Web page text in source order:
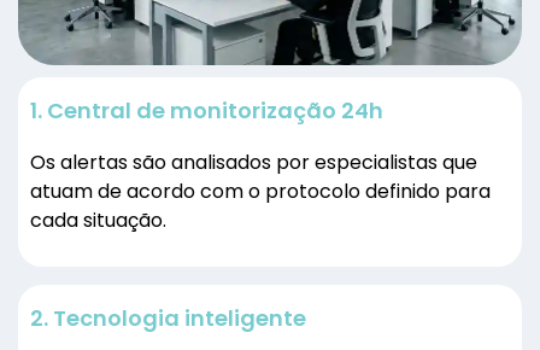
1. Central de monitorização 24h
Os alertas são analisados por especialistas que
atuam de acordo com o protocolo definido para
cada situação.
2. Tecnologia inteligente